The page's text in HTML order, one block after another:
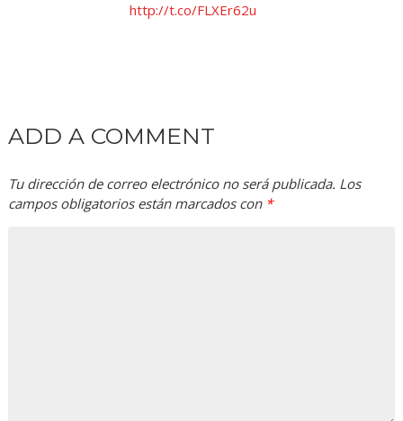
http://t.co/FLXEr62u
ADD A COMMENT
Tu dirección de correo electrónico no será publicada. Los
campos obligatorios están marcados con *